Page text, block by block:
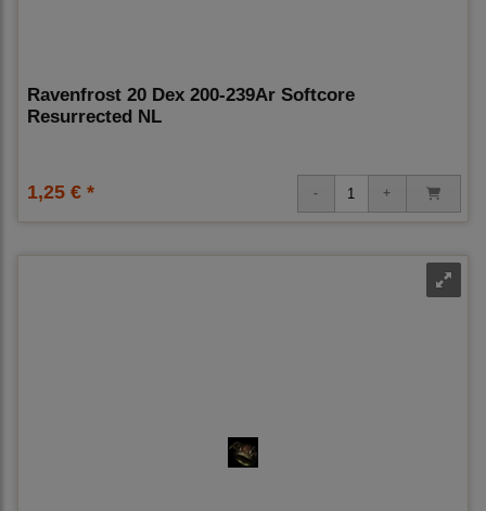
Ravenfrost 20 Dex 200-239Ar Softcore
Resurrected NL
1,25 € *